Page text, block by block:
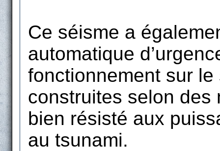
Ce séisme a
automatique
fonctionnement sur
construites selon des
bien résisté aux
au tsunami.